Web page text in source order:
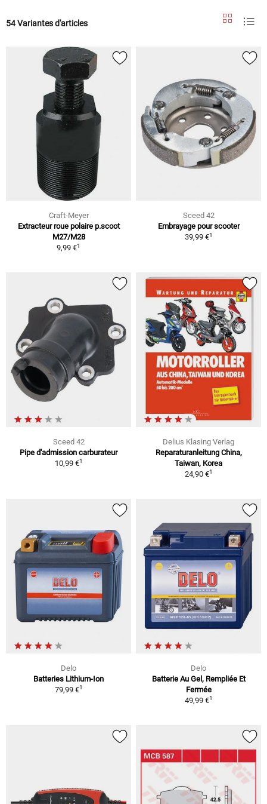
54 Variantes d'articles
Craft-Meyer
Extracteur roue polaire p.scoot
M27/M28
9,99 €1
Sceed 42
Embrayage pour scooter
39,99 €1
Sceed 42
Pipe d'admission carburateur
10,99 €1
Delius Klasing Verlag
Reparaturanleitung China,
Taiwan, Korea
24,90 €1
Delo
Batteries Lithium-Ion
79,99 €1
Delo
Batterie Au Gel, Rempliée Et
Fermée
49,99 €1